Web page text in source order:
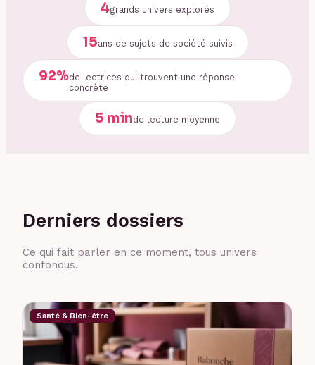
4grands univers explorés
15ans de sujets de société suivis
92%de lectrices qui trouvent une réponse
concrète
5 minde lecture moyenne
Derniers dossiers
Ce qui fait parler en ce moment, tous univers
confondus.
Santé & Bien-être